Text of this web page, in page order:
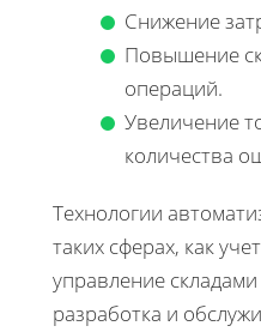
Снижение
Повышение
операций.
Увеличение
количества
Технологии
таких сферах, как
управление складами
разработка и